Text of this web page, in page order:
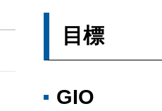
目標
GIO